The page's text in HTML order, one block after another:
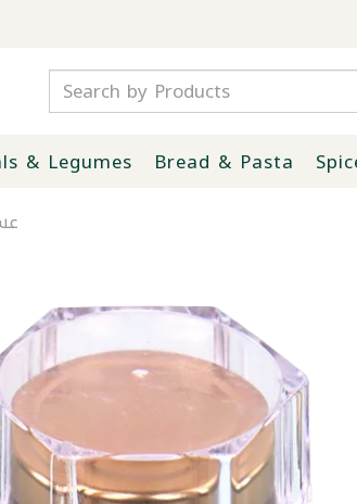
& Legumes Bread & Pasta